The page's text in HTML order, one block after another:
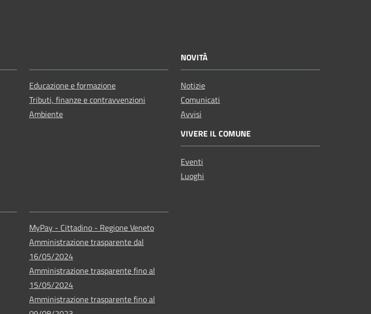
Educazione e formazione
Tributi, finanze e contravvenzioni
Ambiente
NOVITÀ
Notizie
Comunicati
Avvisi
VIVERE IL COMUNE
Eventi
Luoghi
MyPay - Cittadino - Regione Veneto
Amministrazione trasparente dal
16/05/2024
Amministrazione trasparente fino al
15/05/2024
Amministrazione trasparente fino al